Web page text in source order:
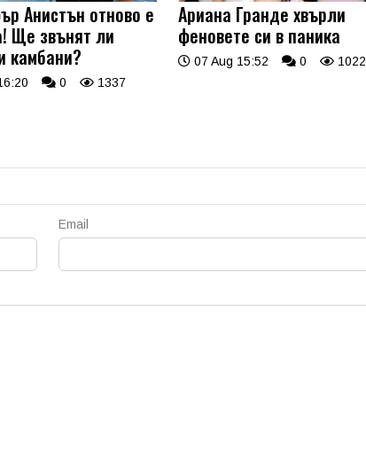
Анистън отново е
Ще звънят ли
камбани?
0 1337
Ариана Гранде хвърли
феновете си в паника
07 Aug 15:52 0 1022
Email